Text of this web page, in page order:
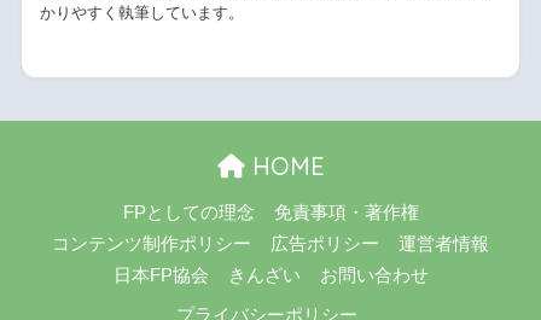
かりやすく執筆しています。
HOME
FPとしての理念
免責事項・著作権
コンテンツ制作ポリシー
広告ポリシー
運営者情報
日本FP協会
きんざい お問い合わせ
プライバシーポリシー